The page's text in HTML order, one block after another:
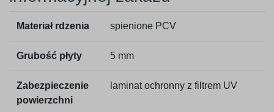
Materiał rdzenia spienione PCV
Grubość płyty 5 mm
Zabezpieczenie
powierzchni
laminat ochronny z filtrem UV